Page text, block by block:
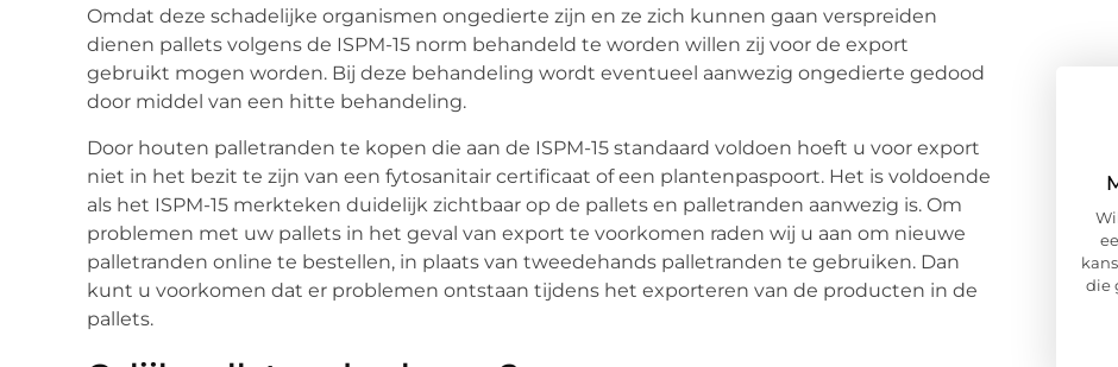
Omdat deze schadelijke organismen ongedierte zijn en ze zich kunnen gaan verspreiden
dienen pallets volgens de ISPM-15 norm behandeld te worden willen zij voor de export
gebruikt mogen worden. Bij deze behandeling wordt eventueel aanwezig ongedierte gedood
door middel van een hitte behandeling.
Door houten palletranden te kopen die aan de ISPM-15 standaard voldoen hoeft u voor export
niet in het bezit te zijn van een fytosanitair certificaat of een plantenpaspoort. Het is voldoende
als het ISPM-15 merkteken duidelijk zichtbaar op de pallets en palletranden aanwezig is. Om
problemen met uw pallets in het geval van export te voorkomen raden wij u aan om nieuwe
palletranden online te bestellen, in plaats van tweedehands palletranden te gebruiken. Dan
kunt u voorkomen dat er problemen ontstaan tijdens het exporteren van de producten in de
pallets.
die